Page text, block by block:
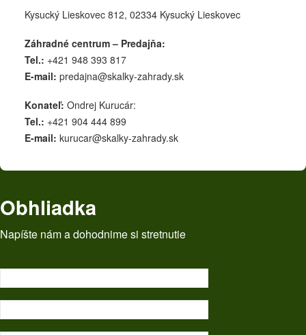
Kysucký Lieskovec 812, 02334 Kysucký Lieskovec
Záhradné centrum – Predajňa:
Tel.: +421 948 393 817
E-mail: predajna@skalky-zahrady.sk
Konateľ: Ondrej Kurucár:
Tel.: +421 904 444 899
E-mail: kurucar@skalky-zahrady.sk
Obhliadka
Napíšte nám a dohodnime si stretnutie